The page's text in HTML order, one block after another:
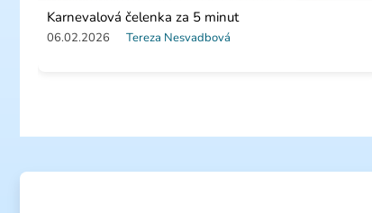
Karnevalová čelenka za 5 minut
06.02.2026 Tereza Nesvadbová